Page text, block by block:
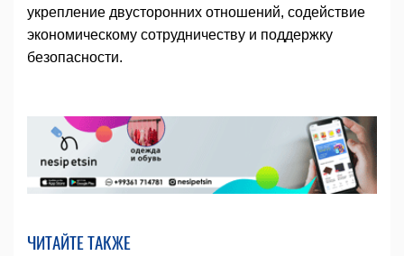
укрепление двусторонних отношений, содействие
экономическому сотрудничеству и поддержку
безопасности.
ЧИТАЙТЕ ТАКЖЕ